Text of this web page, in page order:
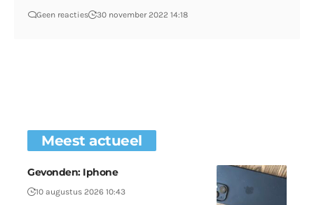
Geen reacties 30 november 2022 14:18
Meest actueel
Gevonden: Iphone
10 augustus 2026 10:43